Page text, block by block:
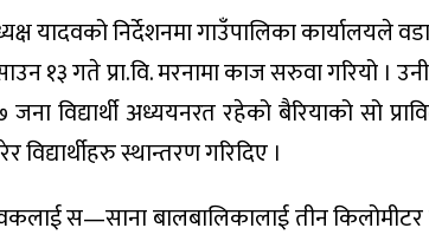
यादवको निर्देशनमा गाउँपालिका कार्यालयले वडा
१३ गते प्रा.वि. मरनामा काज सरुवा गरियो ।
विद्यार्थी अध्ययनरत रहेको बैरियाको सो
विद्यार्थीहरु स्थान्तरण गरिदिए ।
स—साना बालबालिकालाई तीन